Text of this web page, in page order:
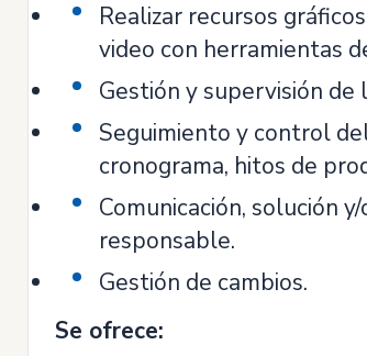
Realizar recursos
video con herramientas
Gestión y supervisión de
Seguimiento y control
cronograma, hitos de
Comunicación, solución
responsable.
Gestión de cambios.
Se ofrece: